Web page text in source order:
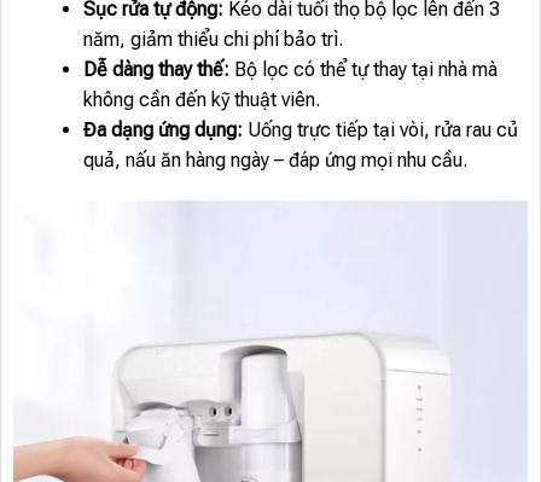
Sục rửa tự động: Kéo dài tuổi thọ bộ lọc lên đến 3
năm, giảm thiểu chi phí bảo trì.
Dễ dàng thay thế: Bộ lọc có thể tự thay tại nhà mà
không cần đến kỹ thuật viên.
Đa dạng ứng dụng: Uống trực tiếp tại vòi, rửa rau củ
quả, nấu ăn hàng ngày – đáp ứng mọi nhu cầu.